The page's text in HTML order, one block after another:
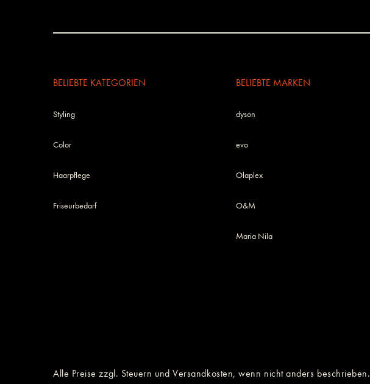
BELIEBTE KATEGORIEN
Styling
Color
Haarpflege
Friseurbedarf
BELIEBTE MARKEN
dyson
evo
Olaplex
O&M
Maria Nila
Alle Preise zzgl. Steuern und Versandkosten, wenn nicht anders beschrieben.